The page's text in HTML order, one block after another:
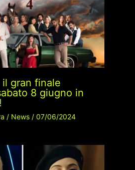
il gran finale
8 giugno in
/ News/ 07/06/2024